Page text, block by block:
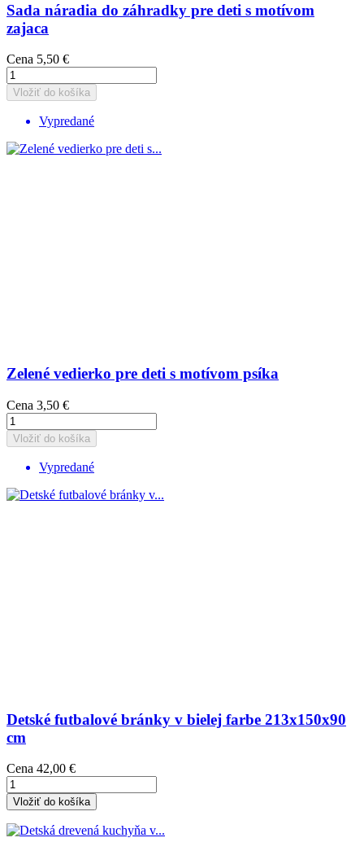
Sada náradia do záhradky pre deti s motívom
zajaca
Cena 5,50 €
Vložiť do košíka
Vypredané
Zelené vedierko pre deti s motívom psíka
Cena 3,50 €
Vložiť do košíka
Vypredané
Detské futbalové bránky v bielej farbe 213x150x90
cm
Cena 42,00 €
Vložiť do košíka